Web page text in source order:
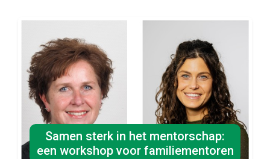
Samen sterk in het mentorschap:
een workshop voor familiementoren